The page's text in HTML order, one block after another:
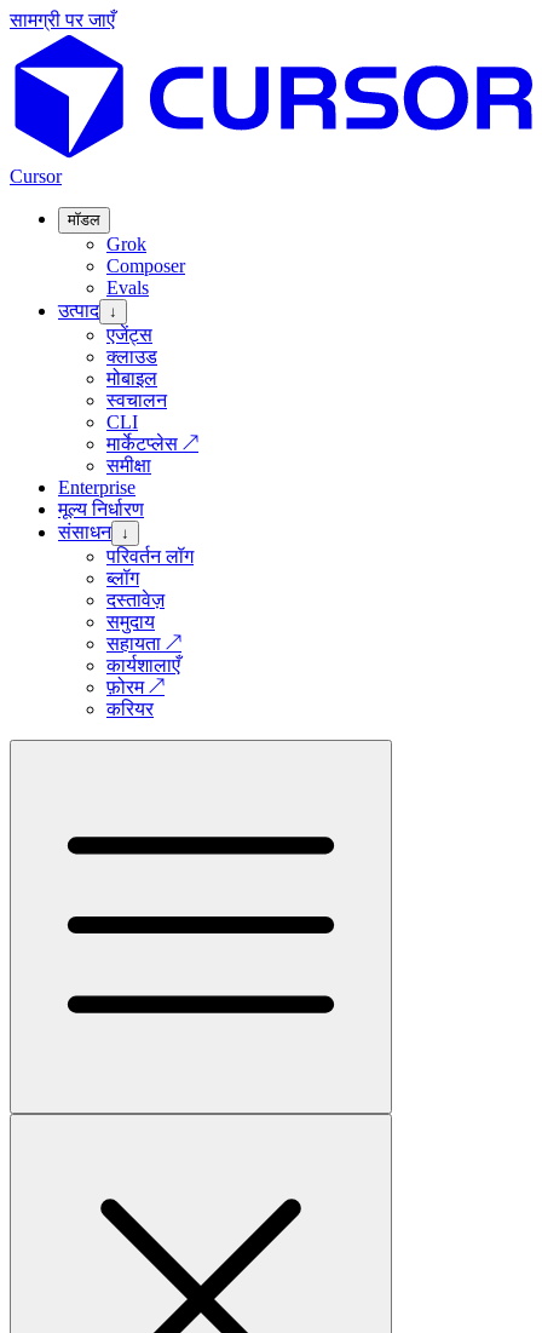
सामग्री पर जाएँ
Cursor
मॉडल
Grok
Composer
Evals
उत्पाद ↓
एजेंट्स
क्लाउड
मोबाइल
स्वचालन
CLI
मार्केटप्लेस ↗
समीक्षा
Enterprise
मूल्य निर्धारण
संसाधन ↓
परिवर्तन लॉग
ब्लॉग
दस्तावेज़
समुदाय
सहायता ↗
कार्यशालाएँ
फ़ोरम↗
करियर